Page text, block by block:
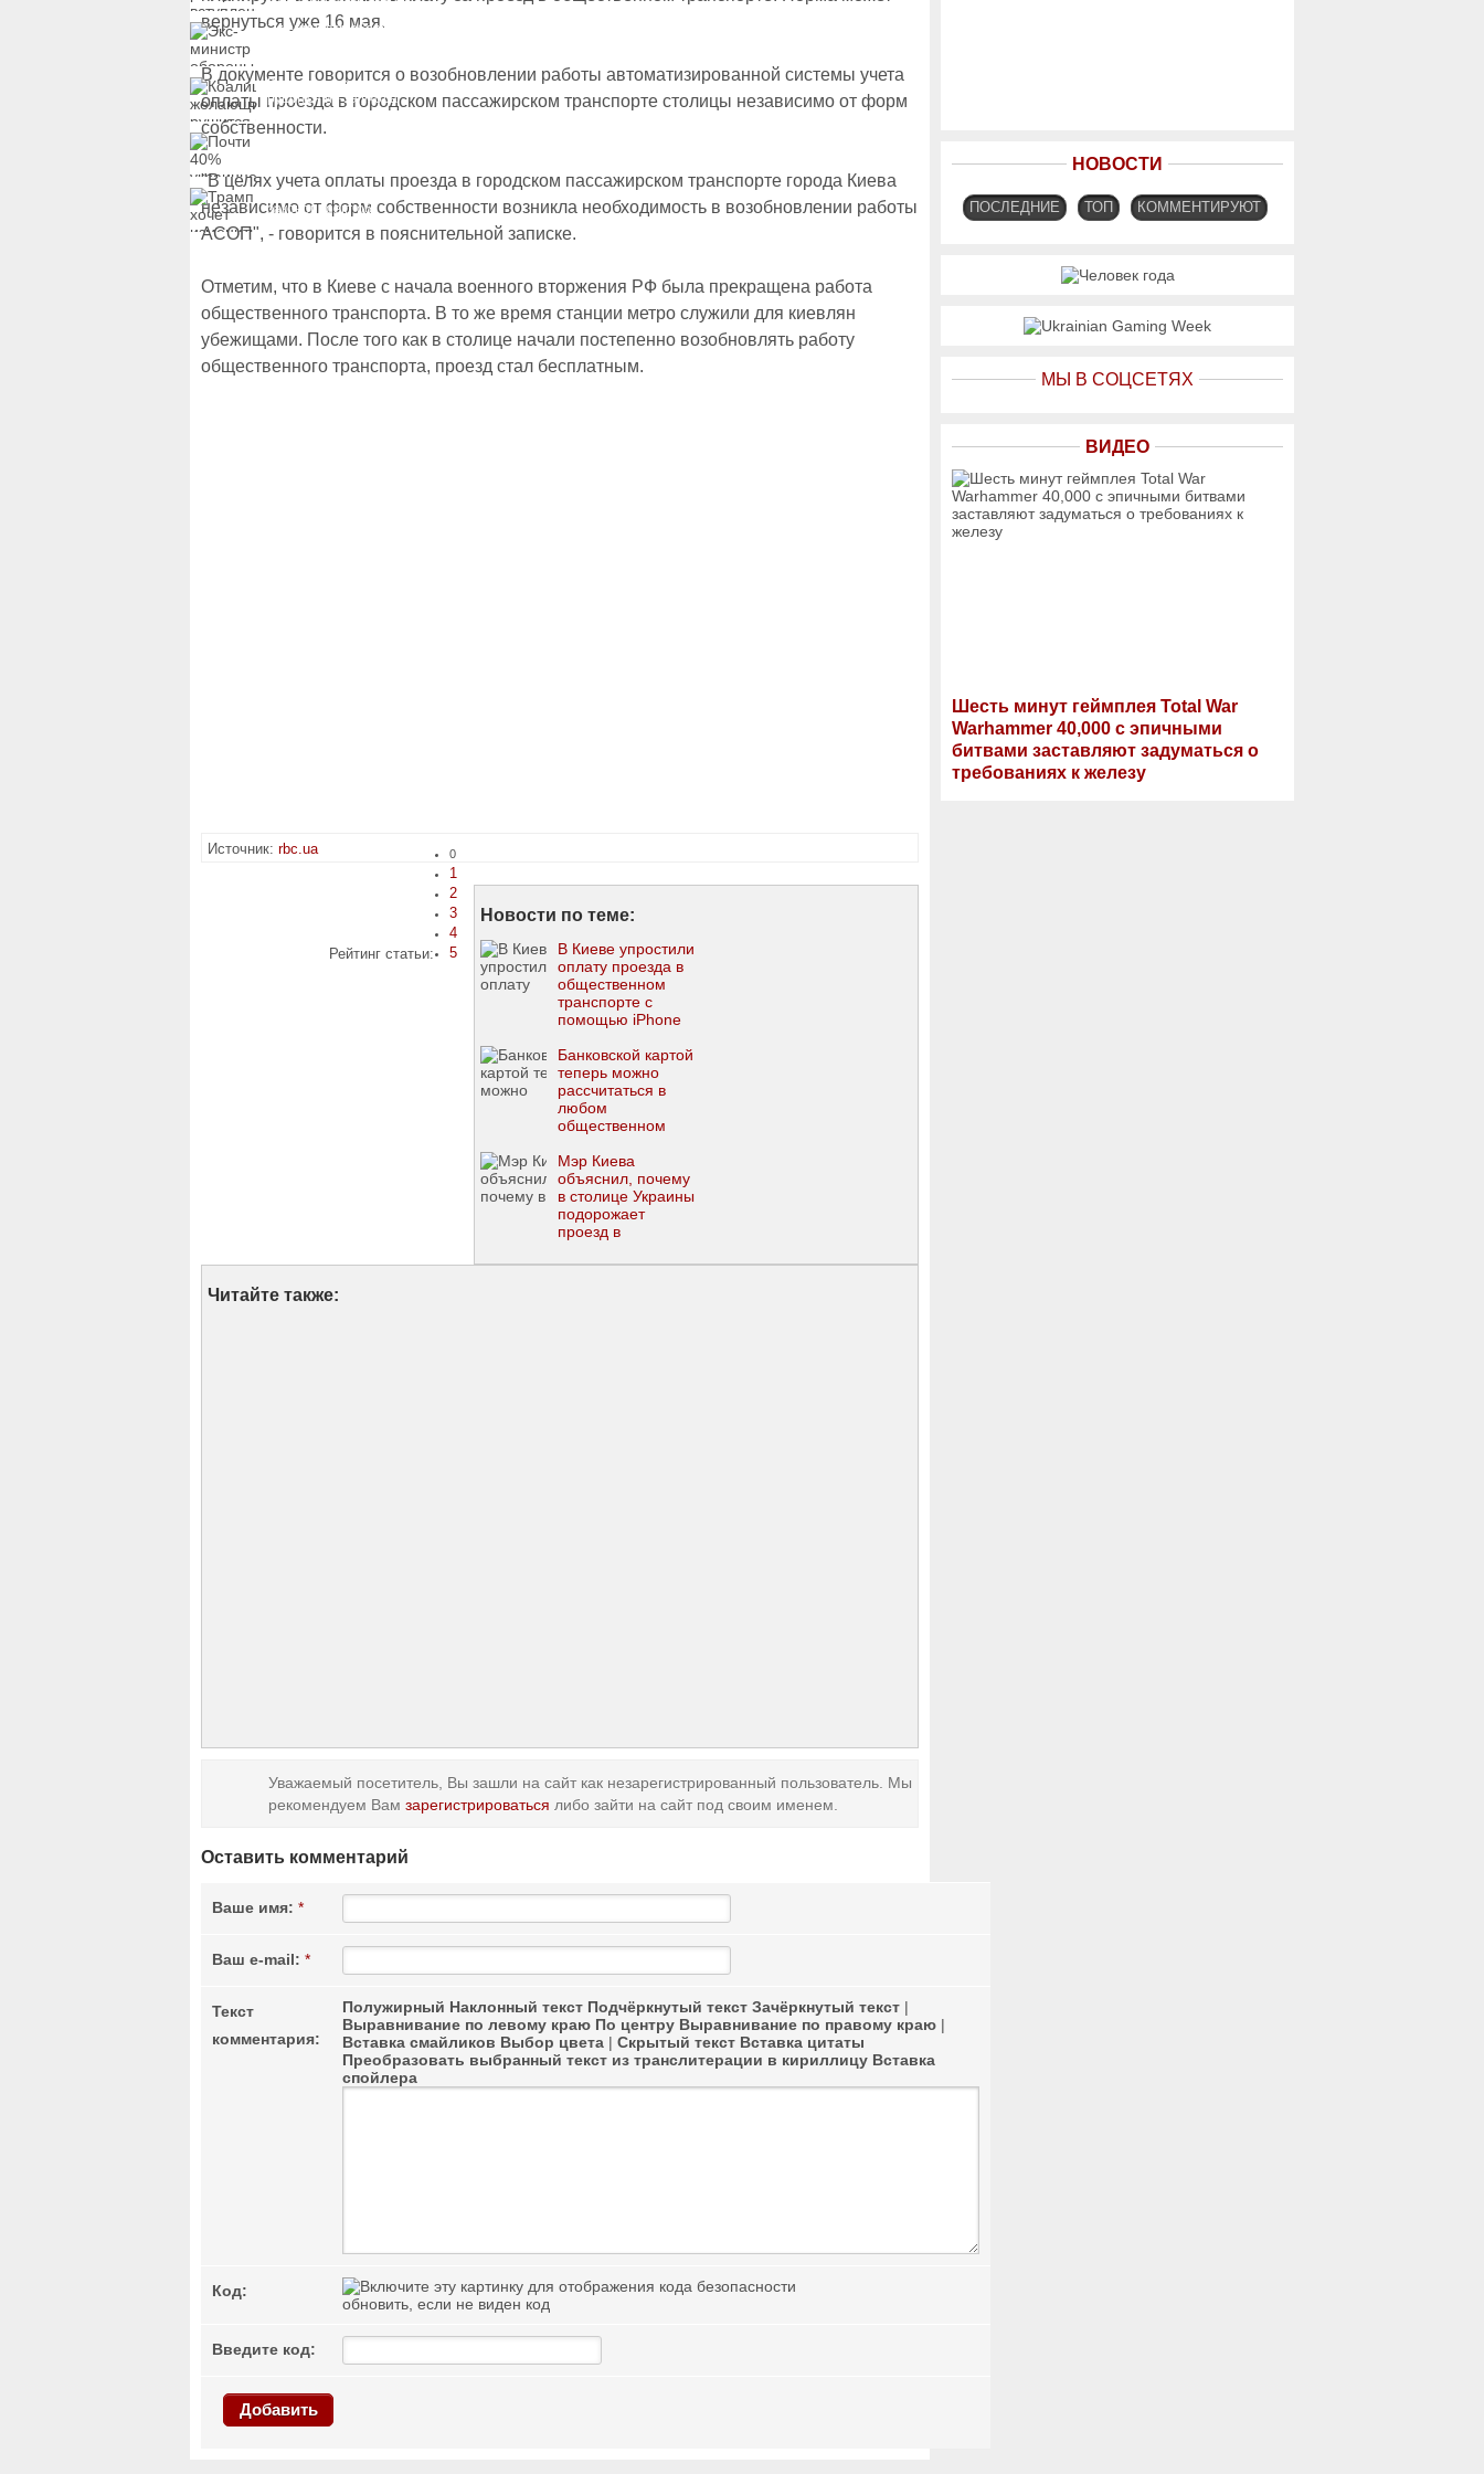
НАТО и предлагает
другие варианты
Экс-министр обороны
новую "вкусную"
Коалиция желающих
рушится из-за ухода
двух главных
сторонников Украины
Трамп хочет изменить
законопроект об
против России
вернуться уже 16 мая.
В документе говорится о возобновлении работы автоматизированной системы учета
оплаты проезда в городском пассажирском транспорте столицы независимо от форм
собственности.
"В целях учета оплаты проезда в городском пассажирском транспорте города Киева
независимо от форм собственности возникла необходимость в возобновлении работы
АСОП", - говорится в пояснительной записке.
Отметим, что в Киеве с начала военного вторжения РФ была прекращена работа
общественного транспорта. В то же время станции метро служили для киевлян
убежищами. После того как в столице начали постепенно возобновлять работу
общественного транспорта, проезд стал бесплатным.
Источник: rbc.ua
Рейтинг статьи:
0
1
2
3
4
5
Новости по теме:
В Киеве упростили
оплату проезда в
общественном
транспорте с
помощью iPhone
Банковской картой
теперь можно
рассчитаться в
любом
общественном
Мэр Киева
объяснил, почему
в столице Украины
подорожает
проезд в
транспорте
Читайте также:
Уважаемый посетитель, Вы зашли на сайт как незарегистрированный пользователь. Мы
рекомендуем Вам зарегистрироваться либо зайти на сайт под своим именем.
Оставить комментарий
Ваше имя: *
Ваш e-mail: *
Текст
комментария:
Полужирный Наклонный текст Подчёркнутый текст Зачёркнутый текст |
Выравнивание по левому краю По центру Выравнивание по правому краю |
Вставка смайликов Выбор цвета | Скрытый текст Вставка цитаты
Преобразовать выбранный текст из транслитерации в кириллицу Вставка
спойлера
Код:
обновить, если не виден код
Введите код:
Добавить
НОВОСТИ
ПОСЛЕДНИЕ ТОП КОММЕНТИРУЮТ
МЫ В СОЦСЕТЯХ
ВИДЕО
Шесть минут геймплея Total War
Warhammer 40,000 с эпичными
битвами заставляют задуматься о
требованиях к железу